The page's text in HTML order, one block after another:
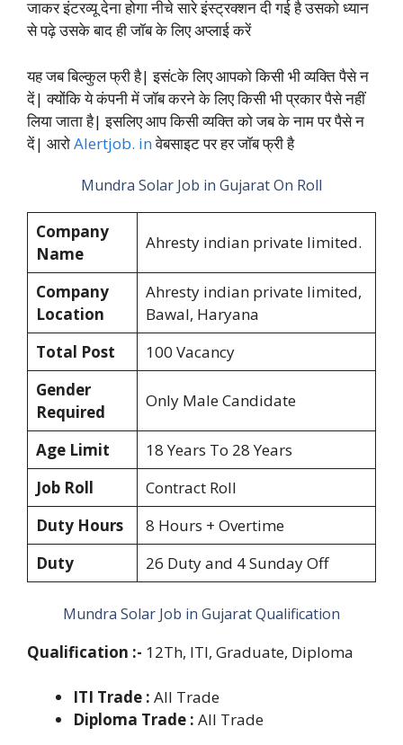
जाकर इंटरव्यू देना होगा नीचे सारे इंस्ट्रक्शन दी गई है उसको ध्यान
से पढ़े उसके बाद ही जॉब के लिए अप्लाई करें
यह जब बिल्कुल फ्री है| इसंcके लिए आपको किसी भी व्यक्ति पैसे न
दें| क्योंकि ये कंपनी में जॉब करने के लिए किसी भी प्रकार पैसे नहीं
लिया जाता है| इसलिए आप किसी व्यक्ति को जब के नाम पर पैसे न
दें| आरोAlertjob. inवेबसाइट पर हर जॉब फ्री है
Mundra Solar Job in Gujarat On Roll
Company
Name
Ahresty indian private limited.
Company
Location
Ahresty indian private limited,
Bawal, Haryana
Total Post
100 Vacancy
Gender
Required
Only Male Candidate
Age Limit
18 Years To 28 Years
Job Roll
Contract Roll
Duty Hours
8 Hours + Overtime
Duty
26 Duty and 4 Sunday Off
Mundra Solar Job in Gujarat Qualification
Qualification :- 12Th, ITI, Graduate, Diploma
ITI Trade : All Trade
Diploma Trade : All Trade